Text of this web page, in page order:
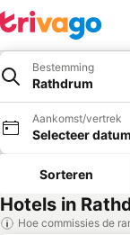
Bestemming
Rathdrum
Aankomst/vertrek
Selecteer
Sorteren
Hotels in
Hoe commissies de